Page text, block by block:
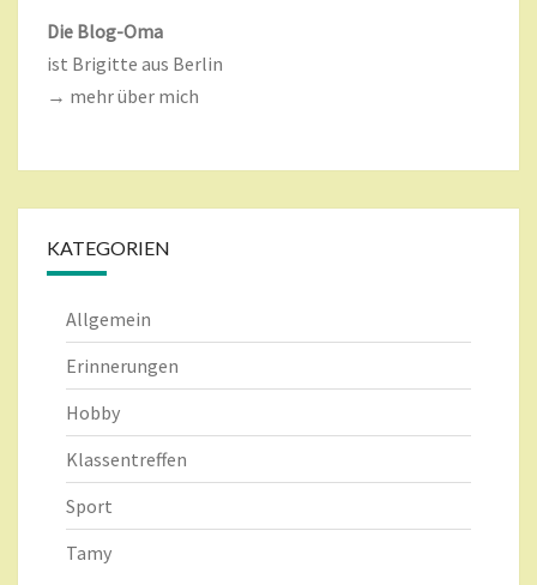
Die Blog-Oma
ist Brigitte aus Berlin
→ mehr über mich
KATEGORIEN
Allgemein
Erinnerungen
Hobby
Klassentreffen
Sport
Tamy